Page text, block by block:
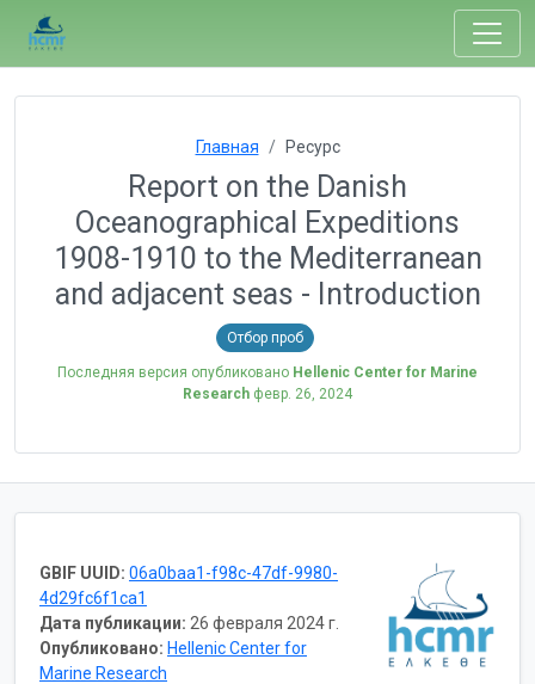
Главная Ресурс
Report on the Danish
Oceanographical Expeditions
1908-1910 to the Mediterranean
and adjacent seas - Introduction
Отбор проб
Последняя версия опубликовано Hellenic Center for Marine
Research февр. 26, 2024
GBIF UUID: 06a0baa1-f98c-47df-9980-
4d29fc6f1ca1
Дата публикации: 26 февраля 2024 г.
Опубликовано: Hellenic Center for
Marine Research